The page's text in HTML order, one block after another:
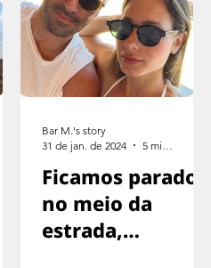
Ficamos parados
no meio da
estrada,
Bar M.'s story
31 de jan. de 2024